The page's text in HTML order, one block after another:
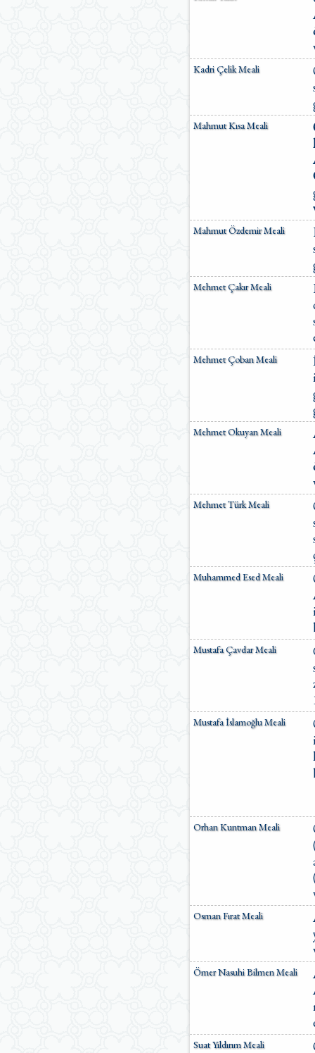
Kadri Çelik Meali
Mahmut Kısa Meali
Mahmut Özdemir Meali
Mehmet Çakır Meali
Mehmet Çoban Meali
Mehmet Okuyan Meali
Mehmet Türk Meali
Muhammed Esed Meali
Mustafa Çavdar Meali
Mustafa İslamoğlu Meali
Orhan Kuntman Meali
Osman Fırat Meali
Ömer Nasuhi Bilmen Meali
Suat Yıldırım Meali